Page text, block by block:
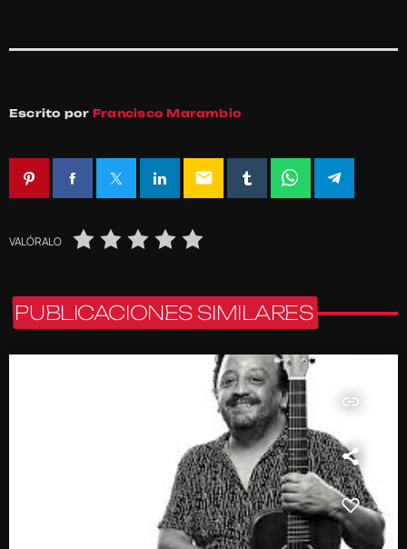
Escrito por Francisco Marambio
email
VALÓRALO
PUBLICACIONES SIMILARES
insert_link